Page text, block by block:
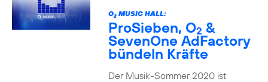
O2MUSIC HALL:
ProSieben, O2 &
SevenOne AdFactory
bündeln Kräfte
Der Musik-Sommer 2020 ist